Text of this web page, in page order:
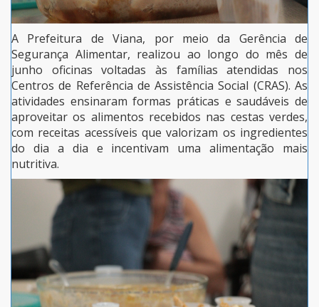
A Prefeitura de Viana, por meio da Gerência de
Segurança Alimentar, realizou ao longo do mês de
junho oficinas voltadas às famílias atendidas nos
Centros de Referência de Assistência Social (CRAS). As
atividades ensinaram formas práticas e saudáveis de
aproveitar os alimentos recebidos nas cestas verdes,
com receitas acessíveis que valorizam os ingredientes
do dia a dia e incentivam uma alimentação mais
nutritiva.